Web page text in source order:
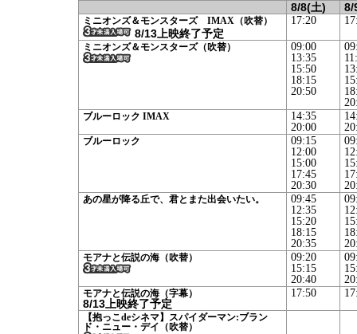
8/8(土) 8/
ミニオンズ＆モンスターズ IMAX（吹替）
8/13上映終了予定
17:20
ミニオンズ＆モンスターズ（吹替）
09:00
13:35
15:50
18:15
20:50
ブルーロック IMAX
14:35
20:00
ブルーロック
09:15
12:00
15:00
17:45
20:30
あの星が降る丘で、君とまた出会いたい。
09:45
12:35
15:20
18:15
20:35
モアナと伝説の海（吹替）
09:20
15:15
20:40
モアナと伝説の海（字幕）
8/13上映終了予定
17:50
【抱っこdeシネマ】スパイダーマン:ブラン
ド・ニュー・デイ（吹替）